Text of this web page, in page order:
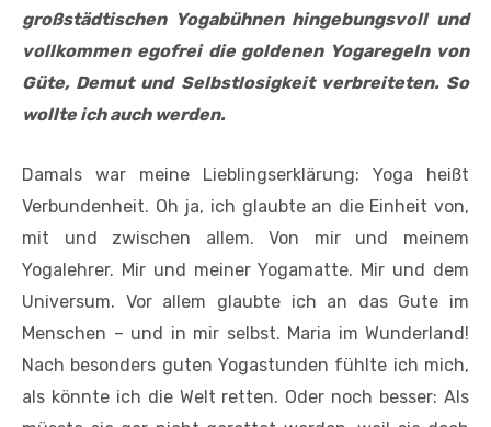
großstädtischen Yogabühnen hingebungsvoll und
vollkommen egofrei die goldenen Yogaregeln von
Güte, Demut und Selbstlosigkeit verbreiteten. So
wollte ich auch werden.
Damals war meine Lieblingserklärung: Yoga heißt
Verbundenheit. Oh ja, ich glaubte an die Einheit von,
mit und zwischen allem. Von mir und meinem
Yogalehrer. Mir und meiner Yogamatte. Mir und dem
Universum. Vor allem glaubte ich an das Gute im
Menschen – und in mir selbst. Maria im Wunderland!
Nach besonders guten Yogastunden fühlte ich mich,
als könnte ich die Welt retten. Oder noch besser: Als